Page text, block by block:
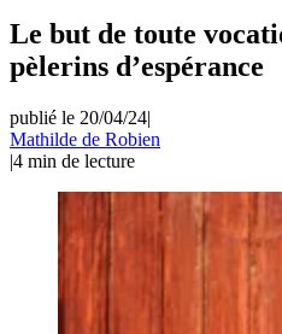
Le but de toute
pèlerins d’espérance
publié le 20/04/24|
Mathilde de Robien
|4 min de lecture